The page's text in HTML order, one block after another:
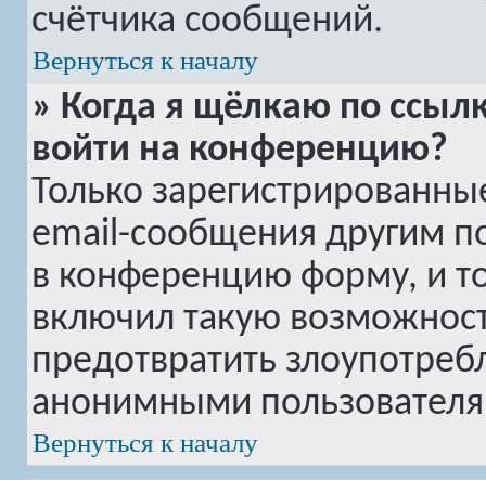
счётчика сообщений.
Вернуться к началу
» Когда я щёлкаю по
войти на конференцию?
Только
email-сообщения другим
в конференцию форму, и
включил такую
предотвратить
анонимными
Вернуться к началу